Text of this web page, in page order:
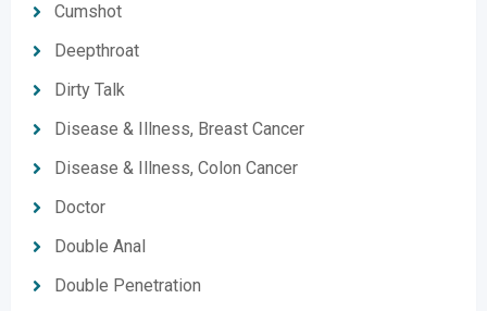
Cumshot
Deepthroat
Dirty Talk
Disease & Illness, Breast Cancer
Disease & Illness, Colon Cancer
Doctor
Double Anal
Double Penetration